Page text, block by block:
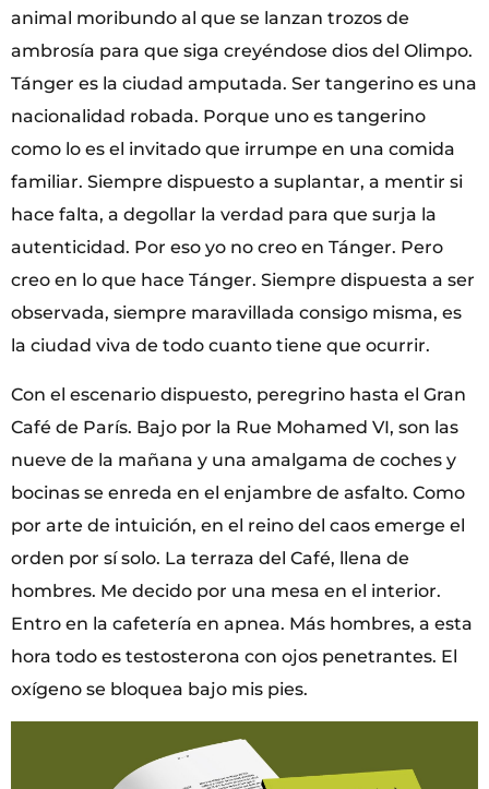
animal moribundo al que se lanzan trozos de
ambrosía para que siga creyéndose dios del Olimpo.
Tánger es la ciudad amputada. Ser tangerino es una
nacionalidad robada. Porque uno es tangerino
como lo es el invitado que irrumpe en una comida
familiar. Siempre dispuesto a suplantar, a mentir si
hace falta, a degollar la verdad para que surja la
autenticidad. Por eso yo no creo en Tánger. Pero
creo en lo que hace Tánger. Siempre dispuesta a ser
observada, siempre maravillada consigo misma, es
la ciudad viva de todo cuanto tiene que ocurrir.
Con el escenario dispuesto, peregrino hasta el Gran
Café de París. Bajo por la Rue Mohamed VI, son las
nueve de la mañana y una amalgama de coches y
bocinas se enreda en el enjambre de asfalto. Como
por arte de intuición, en el reino del caos emerge el
orden por sí solo. La terraza del Café, llena de
hombres. Me decido por una mesa en el interior.
Entro en la cafetería en apnea. Más hombres, a esta
hora todo es testosterona con ojos penetrantes. El
oxígeno se bloquea bajo mis pies.